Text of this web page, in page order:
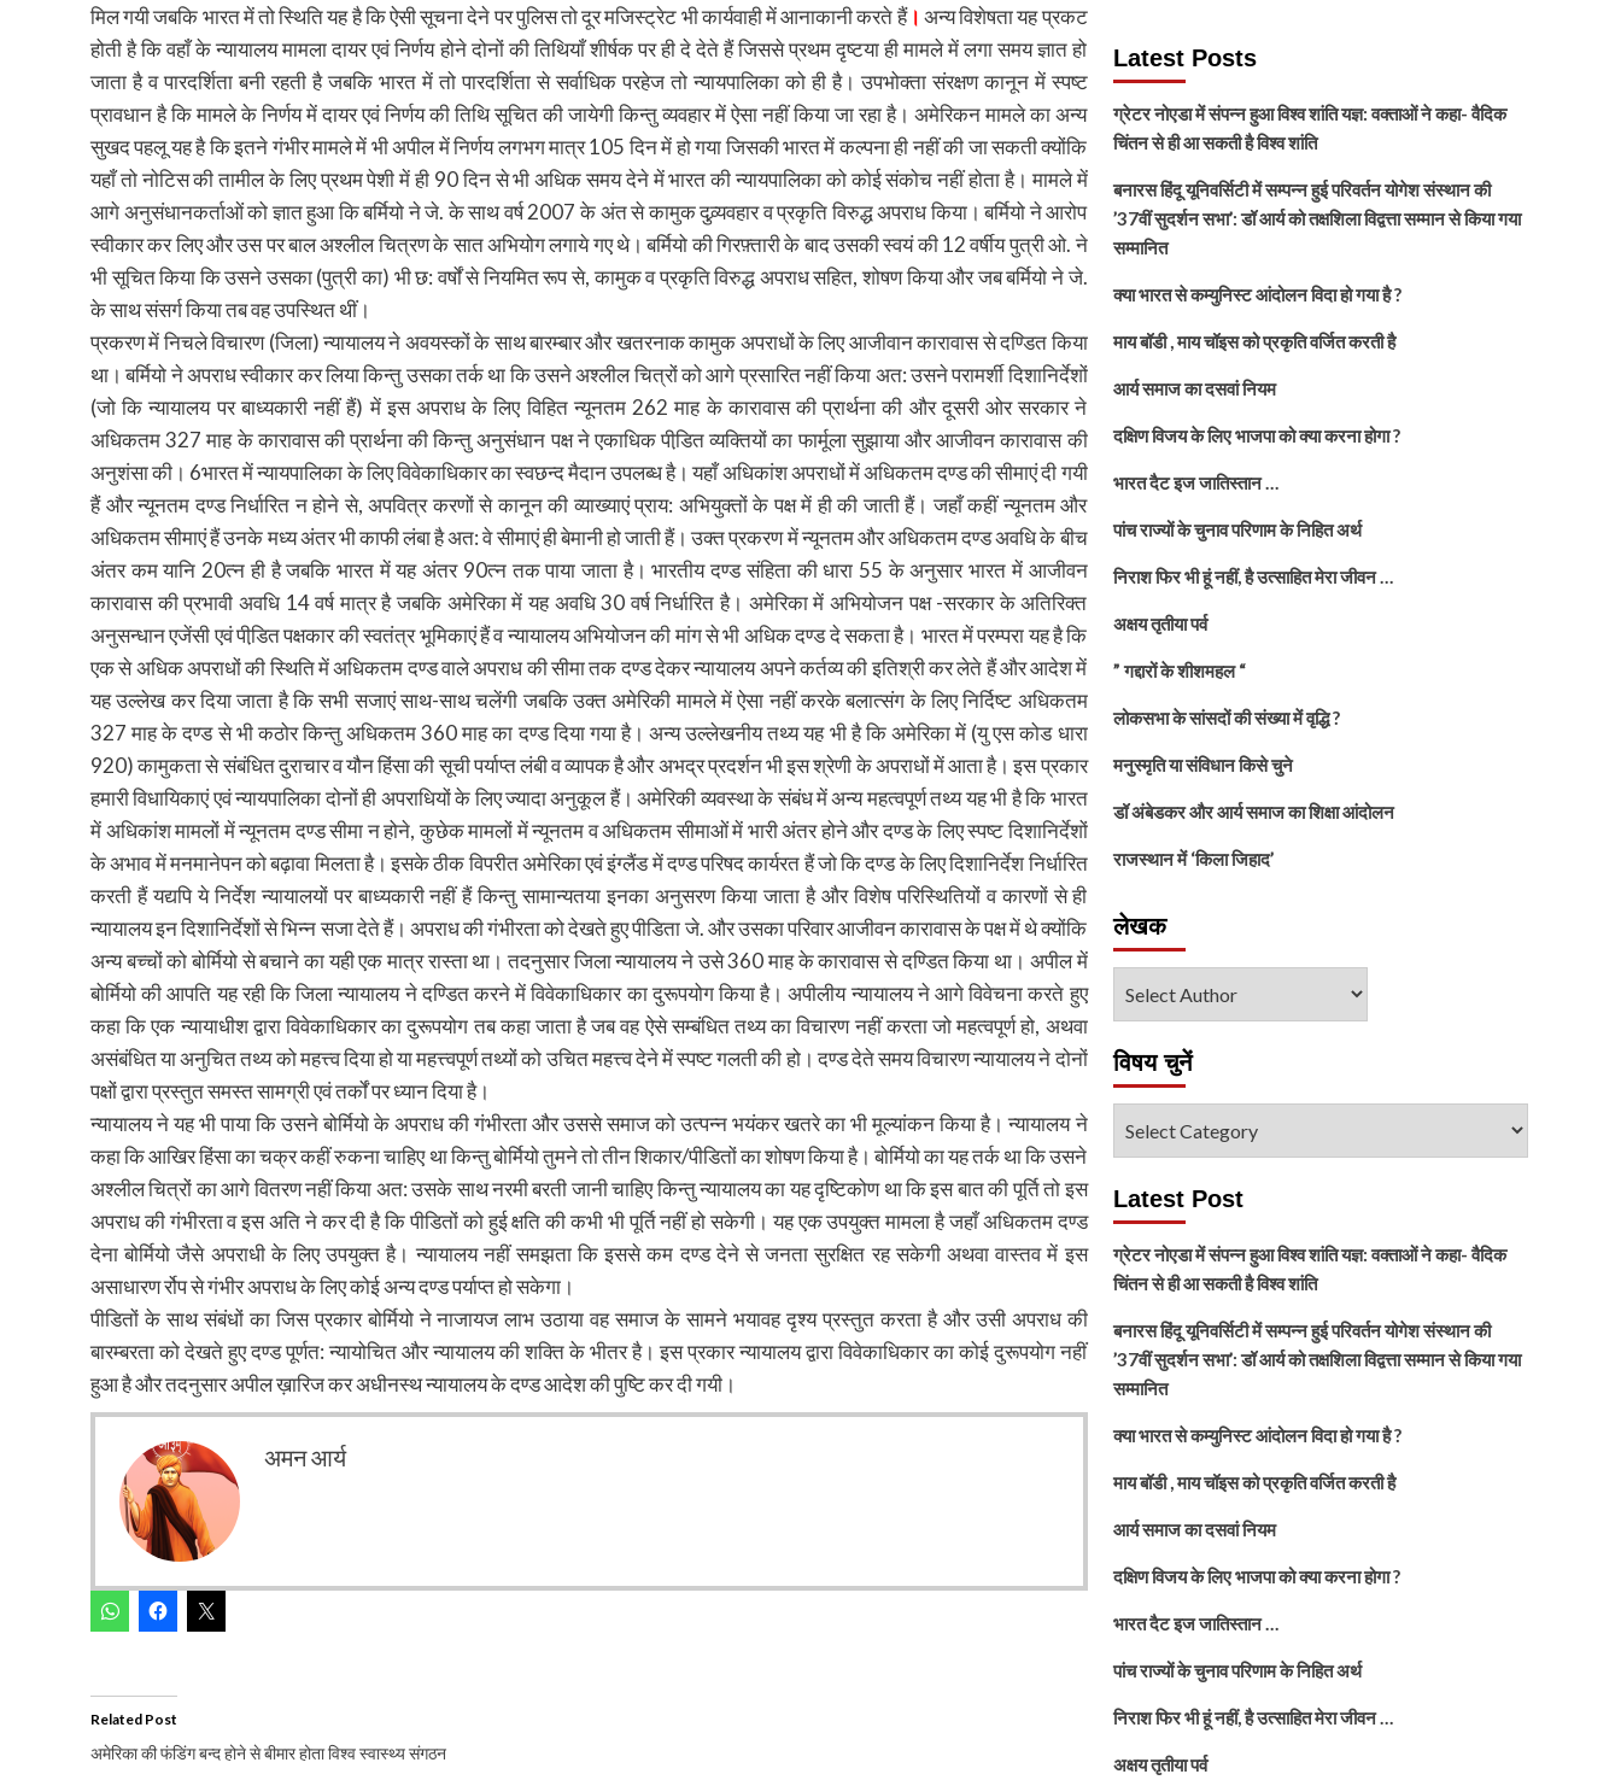
मिल गयी जबकि भारत में तो स्थिति यह है कि ऐसी सूचना देने पर पुलिस तो दूर मजिस्ट्रेट भी कार्यवाही में आनाकानी करते हैं। अन्य विशेषता यह प्रकट
होती है कि वहाँ के न्यायालय मामला दायर एवं निर्णय होने दोनों की तिथियाँ शीर्षक पर ही दे देते हैं जिससे प्रथम दृष्टया ही मामले में लगा समय ज्ञात हो
जाता है व पारदर्शिता बनी रहती है जबकि भारत में तो पारदर्शिता से सर्वाधिक परहेज तो न्यायपालिका को ही है। उपभोक्ता संरक्षण कानून में स्पष्ट
प्रावधान है कि मामले के निर्णय में दायर एवं निर्णय की तिथि सूचित की जायेगी किन्तु व्यवहार में ऐसा नहीं किया जा रहा है। अमेरिकन मामले का अन्य
सुखद पहलू यह है कि इतने गंभीर मामले में भी अपील में निर्णय लगभग मात्र 105 दिन में हो गया जिसकी भारत में कल्पना ही नहीं की जा सकती क्योंकि
यहाँ तो नोटिस की तामील के लिए प्रथम पेशी में ही 90 दिन से भी अधिक समय देने में भारत की न्यायपालिका को कोई संकोच नहीं होता है। मामले में
आगे अनुसंधानकर्ताओं को ज्ञात हुआ कि बर्मियो ने जे. के साथ वर्ष 2007 के अंत से कामुक दुव्र्यवहार व प्रकृति विरुद्ध अपराध किया। बर्मियो ने आरोप
स्वीकार कर लिए और उस पर बाल अश्लील चित्रण के सात अभियोग लगाये गए थे। बर्मियो की गिरफ़्तारी के बाद उसकी स्वयं की 12 वर्षीय पुत्री ओ. ने
भी सूचित किया कि उसने उसका (पुत्री का) भी छ: वर्षों से नियमित रूप से, कामुक व प्रकृति विरुद्ध अपराध सहित, शोषण किया और जब बर्मियो ने जे.
के साथ संसर्ग किया तब वह उपस्थित थीं।
प्रकरण में निचले विचारण (जिला) न्यायालय ने अवयस्कों के साथ बारम्बार और खतरनाक कामुक अपराधों के लिए आजीवान कारावास से दण्डित किया
था। बर्मियो ने अपराध स्वीकार कर लिया किन्तु उसका तर्क था कि उसने अश्लील चित्रों को आगे प्रसारित नहीं किया अत: उसने परामर्शी दिशानिर्देशों
(जो कि न्यायालय पर बाध्यकारी नहीं हैं) में इस अपराध के लिए विहित न्यूनतम 262 माह के कारावास की प्रार्थना की और दूसरी ओर सरकार ने
अधिकतम 327 माह के कारावास की प्रार्थना की किन्तु अनुसंधान पक्ष ने एकाधिक पीडि़त व्यक्तियों का फार्मूला सुझाया और आजीवन कारावास की
अनुशंसा की। 6भारत में न्यायपालिका के लिए विवेकाधिकार का स्वछन्द मैदान उपलब्ध है। यहाँ अधिकांश अपराधों में अधिकतम दण्ड की सीमाएं दी गयी
हैं और न्यूनतम दण्ड निर्धारित न होने से, अपवित्र करणों से कानून की व्याख्याएं प्राय: अभियुक्तों के पक्ष में ही की जाती हैं। जहाँ कहीं न्यूनतम और
अधिकतम सीमाएं हैं उनके मध्य अंतर भी काफी लंबा है अत: वे सीमाएं ही बेमानी हो जाती हैं। उक्त प्रकरण में न्यूनतम और अधिकतम दण्ड अवधि के बीच
अंतर कम यानि 20त्न ही है जबकि भारत में यह अंतर 90त्न तक पाया जाता है। भारतीय दण्ड संहिता की धारा 55 के अनुसार भारत में आजीवन
कारावास की प्रभावी अवधि 14 वर्ष मात्र है जबकि अमेरिका में यह अवधि 30 वर्ष निर्धारित है। अमेरिका में अभियोजन पक्ष -सरकार के अतिरिक्त
अनुसन्धान एजेंसी एवं पीडि़त पक्षकार की स्वतंत्र भूमिकाएं हैं व न्यायालय अभियोजन की मांग से भी अधिक दण्ड दे सकता है। भारत में परम्परा यह है कि
एक से अधिक अपराधों की स्थिति में अधिकतम दण्ड वाले अपराध की सीमा तक दण्ड देकर न्यायालय अपने कर्तव्य की इतिश्री कर लेते हैं और आदेश में
यह उल्लेख कर दिया जाता है कि सभी सजाएं साथ-साथ चलेंगी जबकि उक्त अमेरिकी मामले में ऐसा नहीं करके बलात्संग के लिए निर्दिष्ट अधिकतम
327 माह के दण्ड से भी कठोर किन्तु अधिकतम 360 माह का दण्ड दिया गया है। अन्य उल्लेखनीय तथ्य यह भी है कि अमेरिका में (यु एस कोड धारा
920) कामुकता से संबंधित दुराचार व यौन हिंसा की सूची पर्याप्त लंबी व व्यापक है और अभद्र प्रदर्शन भी इस श्रेणी के अपराधों में आता है। इस प्रकार
हमारी विधायिकाएं एवं न्यायपालिका दोनों ही अपराधियों के लिए ज्यादा अनुकूल हैं। अमेरिकी व्यवस्था के संबंध में अन्य महत्वपूर्ण तथ्य यह भी है कि भारत
में अधिकांश मामलों में न्यूनतम दण्ड सीमा न होने, कुछेक मामलों में न्यूनतम व अधिकतम सीमाओं में भारी अंतर होने और दण्ड के लिए स्पष्ट दिशानिर्देशों
के अभाव में मनमानेपन को बढ़ावा मिलता है। इसके ठीक विपरीत अमेरिका एवं इंग्लैंड में दण्ड परिषद कार्यरत हैं जो कि दण्ड के लिए दिशानिर्देश निर्धारित
करती हैं यद्यपि ये निर्देश न्यायालयों पर बाध्यकारी नहीं हैं किन्तु सामान्यतया इनका अनुसरण किया जाता है और विशेष परिस्थितियों व कारणों से ही
न्यायालय इन दिशानिर्देशों से भिन्न सजा देते हैं। अपराध की गंभीरता को देखते हुए पीडिता जे. और उसका परिवार आजीवन कारावास के पक्ष में थे क्योंकि
अन्य बच्चों को बोर्मियो से बचाने का यही एक मात्र रास्ता था। तदनुसार जिला न्यायालय ने उसे 360 माह के कारावास से दण्डित किया था। अपील में
बोर्मियो की आपति यह रही कि जिला न्यायालय ने दण्डित करने में विवेकाधिकार का दुरूपयोग किया है। अपीलीय न्यायालय ने आगे विवेचना करते हुए
कहा कि एक न्यायाधीश द्वारा विवेकाधिकार का दुरूपयोग तब कहा जाता है जब वह ऐसे सम्बंधित तथ्य का विचारण नहीं करता जो महत्वपूर्ण हो, अथवा
असंबंधित या अनुचित तथ्य को महत्त्व दिया हो या महत्त्वपूर्ण तथ्यों को उचित महत्त्व देने में स्पष्ट गलती की हो। दण्ड देते समय विचारण न्यायालय ने दोनों
पक्षों द्वारा प्रस्तुत समस्त सामग्री एवं तर्कों पर ध्यान दिया है।
न्यायालय ने यह भी पाया कि उसने बोर्मियो के अपराध की गंभीरता और उससे समाज को उत्पन्न भयंकर खतरे का भी मूल्यांकन किया है। न्यायालय ने
कहा कि आखिर हिंसा का चक्र कहीं रुकना चाहिए था किन्तु बोर्मियो तुमने तो तीन शिकार/पीडितों का शोषण किया है। बोर्मियो का यह तर्क था कि उसने
अश्लील चित्रों का आगे वितरण नहीं किया अत: उसके साथ नरमी बरती जानी चाहिए किन्तु न्यायालय का यह दृष्टिकोण था कि इस बात की पूर्ति तो इस
अपराध की गंभीरता व इस अति ने कर दी है कि पीडितों को हुई क्षति की कभी भी पूर्ति नहीं हो सकेगी। यह एक उपयुक्त मामला है जहाँ अधिकतम दण्ड
देना बोर्मियो जैसे अपराधी के लिए उपयुक्त है। न्यायालय नहीं समझता कि इससे कम दण्ड देने से जनता सुरक्षित रह सकेगी अथवा वास्तव में इस
असाधारण र्रोप से गंभीर अपराध के लिए कोई अन्य दण्ड पर्याप्त हो सकेगा।
पीडितों के साथ संबंधों का जिस प्रकार बोर्मियो ने नाजायज लाभ उठाया वह समाज के सामने भयावह दृश्य प्रस्तुत करता है और उसी अपराध की
बारम्बरता को देखते हुए दण्ड पूर्णत: न्यायोचित और न्यायालय की शक्ति के भीतर है। इस प्रकार न्यायालय द्वारा विवेकाधिकार का कोई दुरूपयोग नहीं
हुआ है और तदनुसार अपील ख़ारिज कर अधीनस्थ न्यायालय के दण्ड आदेश की पुष्टि कर दी गयी।
अमन आर्य
Related Post
अमेरिका की फंडिंग बन्द होने से बीमार होता विश्व स्वास्थ्य संगठन
Latest Posts
ग्रेटर नोएडा में संपन्न हुआ विश्व शांति यज्ञ: वक्ताओं ने कहा- वैदिक
चिंतन से ही आ सकती है विश्व शांति
बनारस हिंदू यूनिवर्सिटी में सम्पन्न हुई परिवर्तन योगेश संस्थान की
’37वीं सुदर्शन सभा’: डॉ आर्य को तक्षशिला विद्वत्ता सम्मान से किया गया
सम्मानित
क्या भारत से कम्युनिस्ट आंदोलन विदा हो गया है ?
माय बॉडी , माय चॉइस को प्रकृति वर्जित करती है
आर्य समाज का दसवां नियम
दक्षिण विजय के लिए भाजपा को क्या करना होगा ?
भारत दैट इज जातिस्तान …
पांच राज्यों के चुनाव परिणाम के निहित अर्थ
निराश फिर भी हूं नहीं, है उत्साहित मेरा जीवन …
अक्षय तृतीया पर्व
” गद्दारों के शीशमहल “
लोकसभा के सांसदों की संख्या में वृद्धि ?
मनुस्मृति या संविधान किसे चुने
डॉ अंबेडकर और आर्य समाज का शिक्षा आंदोलन
राजस्थान में ‘किला जिहाद’
लेखक
विषय चुनें
Latest Post
ग्रेटर नोएडा में संपन्न हुआ विश्व शांति यज्ञ: वक्ताओं ने कहा- वैदिक
चिंतन से ही आ सकती है विश्व शांति
बनारस हिंदू यूनिवर्सिटी में सम्पन्न हुई परिवर्तन योगेश संस्थान की
’37वीं सुदर्शन सभा’: डॉ आर्य को तक्षशिला विद्वत्ता सम्मान से किया गया
सम्मानित
क्या भारत से कम्युनिस्ट आंदोलन विदा हो गया है ?
माय बॉडी , माय चॉइस को प्रकृति वर्जित करती है
आर्य समाज का दसवां नियम
दक्षिण विजय के लिए भाजपा को क्या करना होगा ?
भारत दैट इज जातिस्तान …
पांच राज्यों के चुनाव परिणाम के निहित अर्थ
निराश फिर भी हूं नहीं, है उत्साहित मेरा जीवन …
अक्षय तृतीया पर्व